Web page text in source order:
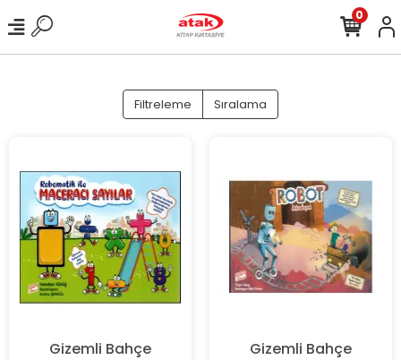
0
Filtreleme Sıralama
Gizemli Bahçe
Gizemli Bahçe